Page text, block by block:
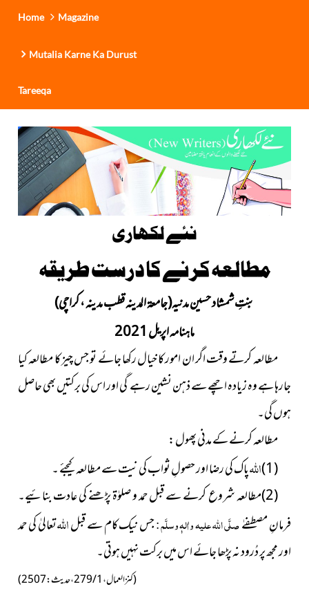
Home Magazine
Mutalia Karne Ka Durust
Tareeqa
نئے لکھاری
مطالعہ کرنے کا درست طریقہ
بنتِ شمشاد حسین مدنیہ(جامعۃ المدینہ قطب مدینہ ، کراچی)
ماہنامہ اپریل 2021
مطالعہ کرتے وقت اگر ان امور کا خیال رکھا جائے تو جس چیز کا مطالعہ کیا
جارہا ہے وہ زیادہ اچھے سے ذہن نشین رہے گی اور اس کی برکتیں بھی حاصل
ہوں گی۔
مطالعہ کرنے کے مدنی پھول :
(1) اللہپاک کی رضا اور حصولِ ثواب کی نیت سے مطالعہ کیجئے ۔
(2)مطالعہ شروع کرنے سے قبل حمد و صلوٰۃ پڑھنے کی عادت بنائیے۔
فرمانِ مصطفےٰصلَّی اللہ علیہ واٰلہٖ وسلَّم :جس نیک کام سے قبلاللہتعالیٰ کی حمد
اور مجھ پر دُرود نہ پڑھا جائے اس میں برکت نہیں ہوتی۔
(کنز العمال ، 1 / 279 ، حدیث : 2507)